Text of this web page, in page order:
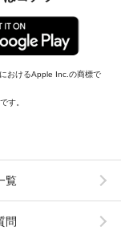
おけるApple Inc.の商標で
す。
覧
問